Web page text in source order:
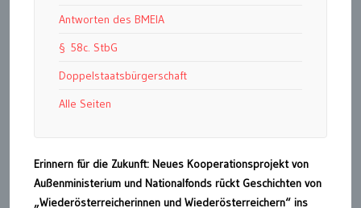
Antworten des BMEIA
§ 58c. StbG
Doppelstaatsbürgerschaft
Alle Seiten
Erinnern für die Zukunft: Neues Kooperationsprojekt von
Außenministerium und Nationalfonds rückt Geschichten von
„Wiederösterreicherinnen und Wiederösterreichern“ ins